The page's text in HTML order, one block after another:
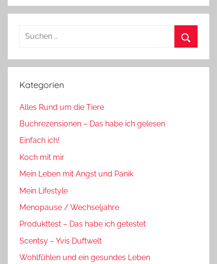
Suchen
Kategorien
Alles Rund um die Tiere
Buchrezensionen – Das habe ich gelesen
Einfach ich!
Koch mit mir
Mein Leben mit Angst und Panik
Mein Lifestyle
Menopause / Wechseljahre
Produkttest – Das habe ich getestet
Scentsy – Yvis Duftwelt
Wohlfühlen und ein gesundes Leben